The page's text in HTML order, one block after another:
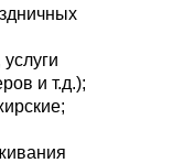
и т.д.);